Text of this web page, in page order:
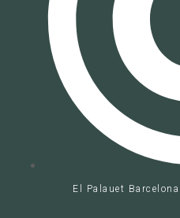
El Palauet